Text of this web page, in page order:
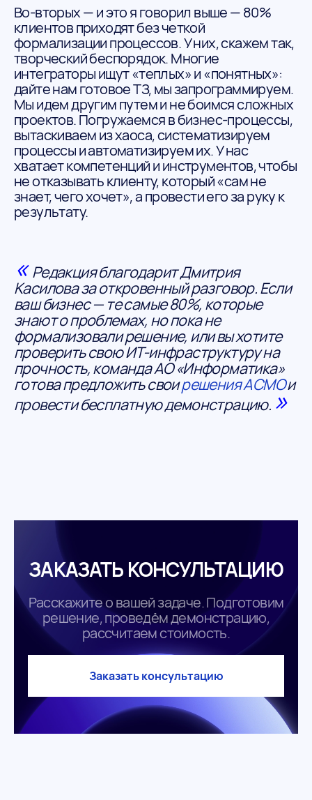
Во-вторых — и это я говорил выше — 80%
клиентов приходят без четкой
формализации процессов. У них, скажем так,
творческий беспорядок. Многие
интеграторы ищут «теплых» и «понятных»:
дайте нам готовое ТЗ, мы запрограммируем.
Мы идем другим путем и не боимся сложных
проектов. Погружаемся в бизнес-процессы,
вытаскиваем из хаоса, систематизируем
процессы и автоматизируем их. У нас
хватает компетенций и инструментов, чтобы
не отказывать клиенту, который «сам не
знает, чего хочет», а провести его за руку к
результату.
«Редакция благодарит Дмитрия
Касилова за откровенный разговор. Если
ваш бизнес — те самые 80%, которые
знают о проблемах, но пока не
формализовали решение, или вы хотите
проверить свою ИТ-инфраструктуру на
прочность, команда АО «Информатика»
готова предложить своирешения АСМОи
провести бесплатную демонстрацию.»
ЗАКАЗАТЬ КОНСУЛЬТАЦИЮ
Расскажите о вашей задаче. Подготовим
решение, проведём демонстрацию,
рассчитаем стоимость.
Заказать консультацию